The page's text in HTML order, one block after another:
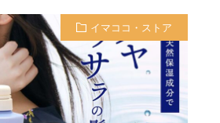
イマココ・ストア